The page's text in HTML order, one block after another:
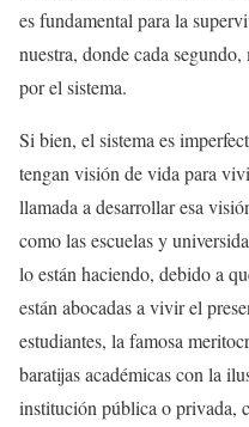
es fundamental para la
nuestra, donde cada
por el sistema.
Si bien, el sistema es
tengan visión de vida para
llamada a desarrollar esa
como las escuelas y
lo están haciendo, debido a
están abocadas a vivir el
estudiantes, la famosa
baratijas académicas con la
institución pública o privada,